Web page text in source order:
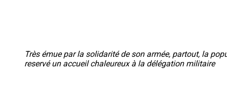
Très émue par la solidarité de son armée, partout, la
reservé un accueil chaleureux à la délégation militaire